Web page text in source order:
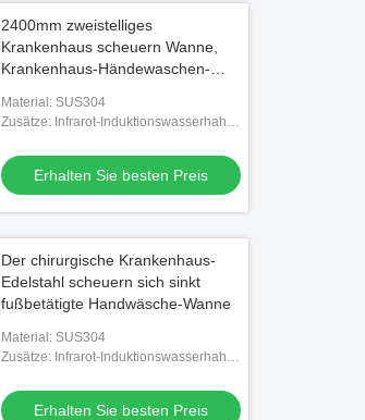
2400mm zweistelliges
Krankenhaus scheuern Wanne,
Krankenhaus-Händewaschen-
Material: SUS304
Zusätze: Infrarot-Induktionswasserhahn
Erhalten Sie besten Preis
Der chirurgische Krankenhaus-
Edelstahl scheuern sich sinkt
fußbetätigte Handwäsche-Wanne
Material: SUS304
Zusätze: Infrarot-Induktionswasserhahn
Erhalten Sie besten Preis